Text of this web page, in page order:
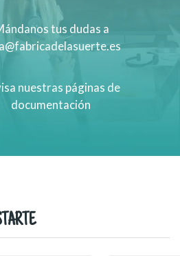
tus dudas a
nuestras páginas de
documentación